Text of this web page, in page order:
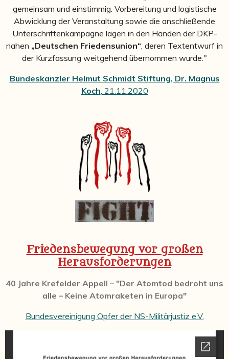
gemeinsam und einstimmig. Vorbereitung und logistische
Abwicklung der Veranstaltung sowie die anschließende
Unterschriftenkampagne lagen in den Händen der DKP-
nahen „Deutschen Friedensunion“, deren Textentwurf in
der Kurzfassung weitgehend übernommen wurde."
Bundeskanzler Helmut Schmidt Stiftung, Dr. Magnus
Koch, 21.11.2020
Friedensbewegung vor großen
Herausforderungen
40 Jahre Krefelder Appell – "Der Atomtod bedroht uns
alle – Keine Atomraketen in Europa"
Bundesvereinigung Opfer der NS-Militärjustiz e.V.